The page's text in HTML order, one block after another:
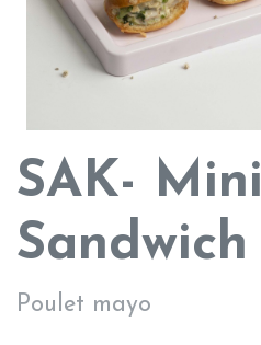
SAK- Mini
Sandwich
Poulet mayo